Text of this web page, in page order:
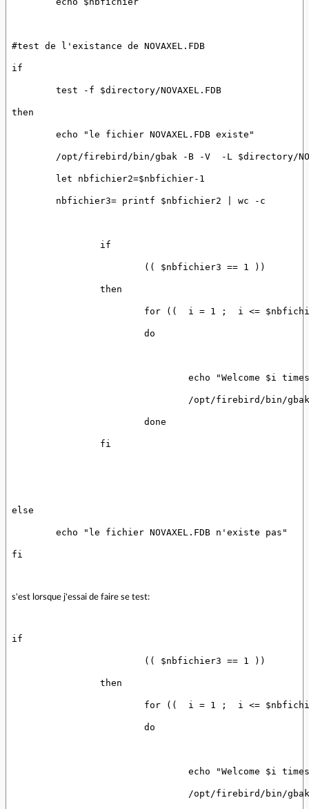
#test de l'existance de NOVAXEL.FDB
if
	test -f $directory/NOVAXEL.FDB
then
	echo "le fichier NOVAXEL.FDB existe"
/opt/firebird/bin/gbak -B -V  -L
	let nbfichier2=$nbfichier-1
	nbfichier3= printf $nbfichier2 | wc -c
		if
			(( $nbfichier3 == 1 ))
		then
for ((  i = 1 ;  i <=
			do
echo "Welcome $i
/opt/firebird/
			done
		fi
else
	echo "le fichier NOVAXEL.FDB n'existe pas"
fi
s'est lorsque j'essai de faire se test:
if
			(( $nbfichier3 == 1 ))
		then
for ((  i = 1 ;  i <=
			do
echo "Welcome $i
/opt/firebird/